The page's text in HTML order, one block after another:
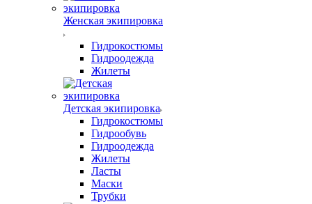
Женская экипировка
Гидрокостюмы
Гидроодежда
Жилеты
Детская экипировка
Гидрокостюмы
Гидрообувь
Гидроодежда
Жилеты
Ласты
Маски
Трубки